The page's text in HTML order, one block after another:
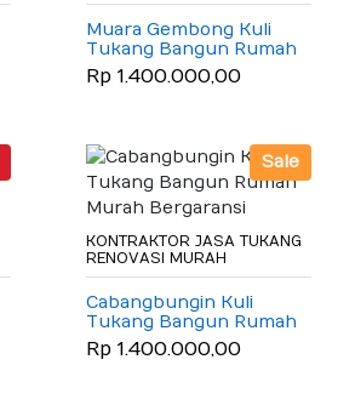
Muara Gembong Kuli
Tukang Bangun Rumah
Murah Bergaransi
Rp 1.400.000,00
Sale
KONTRAKTOR JASA TUKANG
RENOVASI MURAH
Cabangbungin Kuli
Tukang Bangun Rumah
Murah Bergaransi
Rp 1.400.000,00